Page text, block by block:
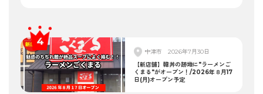
中津市
2026年7月30日
【新店舗】韓丼の跡地に"ラーメンご
くまる"がオープン！/2026年８月17
日(月)オープン予定